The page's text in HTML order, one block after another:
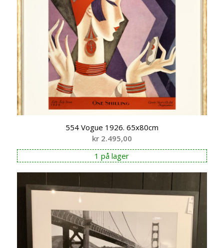
554 Vogue 1926. 65x80cm
kr2.495,00
1 på lager